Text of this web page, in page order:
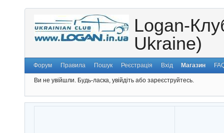
Logan-
Ukraine)
Форум Правила Пошук Реєстрація Вхід Магазин
Ви не увійшли. Будь-ласка, увійдіть або зареєструйтесь.